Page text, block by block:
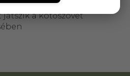
egyensúlyt és kialakul a jó
játszik a kötőszövet